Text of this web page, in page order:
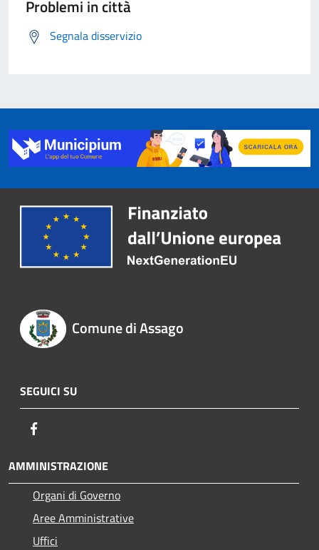
Problemi in città
Segnala disservizio
Comune di Assago
SEGUICI SU
AMMINISTRAZIONE
Organi di Governo
Aree Amministrative
Uffici